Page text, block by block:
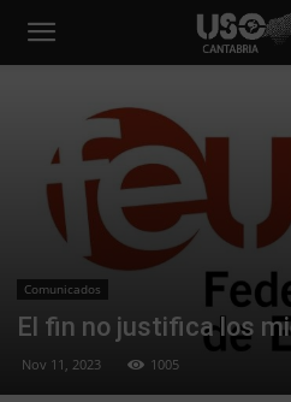
Comunicados
El fin no justifica los
Nov 11, 2023 1005